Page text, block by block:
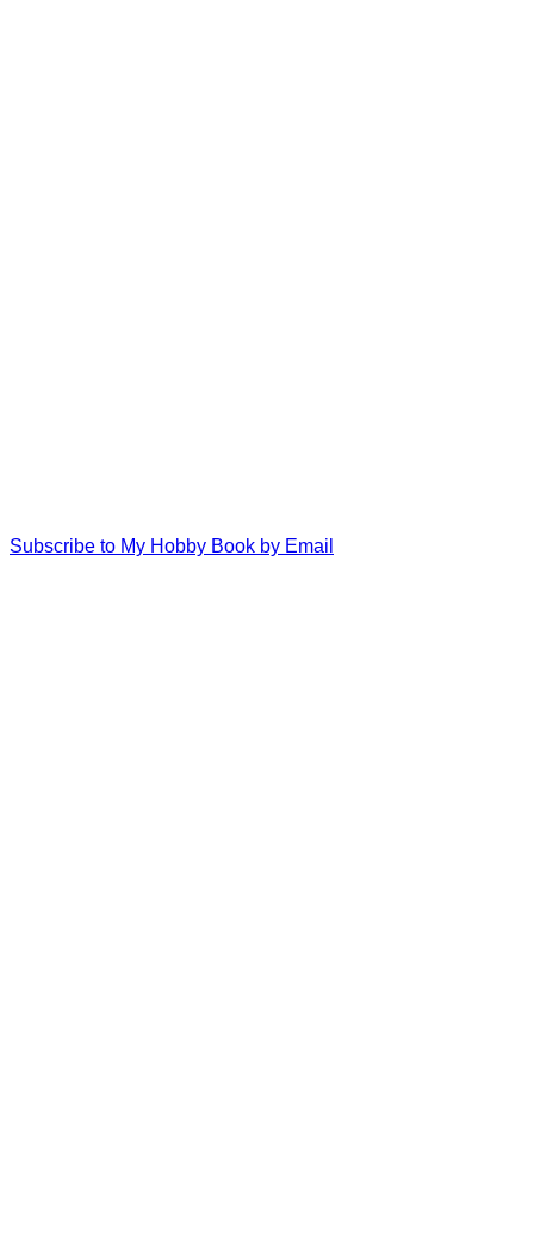
Subscribe to My Hobby Book by Email